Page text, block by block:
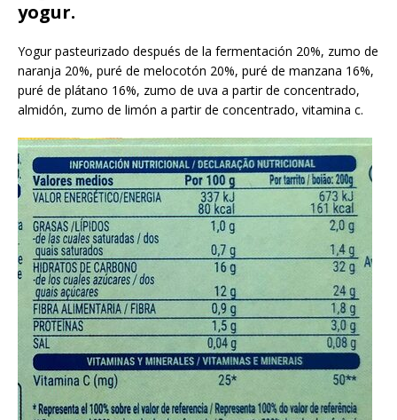
yogur.
Yogur pasteurizado después de la fermentación 20%, zumo de
naranja 20%, puré de melocotón 20%, puré de manzana 16%,
puré de plátano 16%, zumo de uva a partir de concentrado,
almidón, zumo de limón a partir de concentrado, vitamina c.